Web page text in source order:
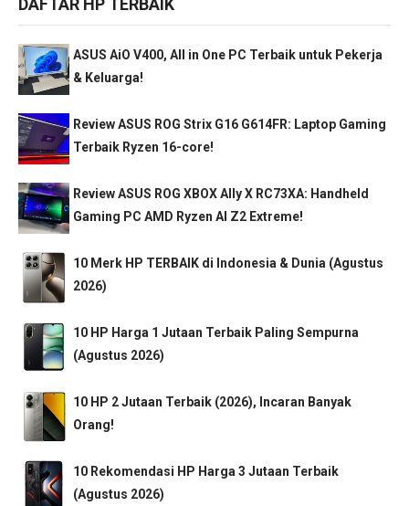
DAFTAR HP TERBAIK
ASUS AiO V400, All in One PC Terbaik untuk Pekerja
& Keluarga!
Review ASUS ROG Strix G16 G614FR: Laptop Gaming
Terbaik Ryzen 16-core!
Review ASUS ROG XBOX Ally X RC73XA: Handheld
Gaming PC AMD Ryzen AI Z2 Extreme!
10 Merk HP TERBAIK di Indonesia & Dunia (Agustus
2026)
10 HP Harga 1 Jutaan Terbaik Paling Sempurna
(Agustus 2026)
10 HP 2 Jutaan Terbaik (2026), Incaran Banyak
Orang!
10 Rekomendasi HP Harga 3 Jutaan Terbaik
(Agustus 2026)